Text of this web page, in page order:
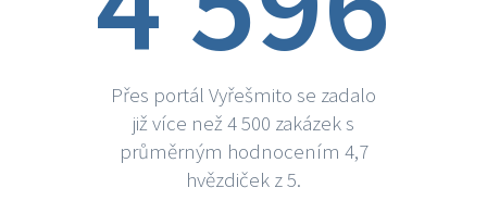
Přes portál Vyřešmito se zadalo
již více než 4 500 zakázek s
průměrným hodnocením 4,7
hvězdiček z 5.